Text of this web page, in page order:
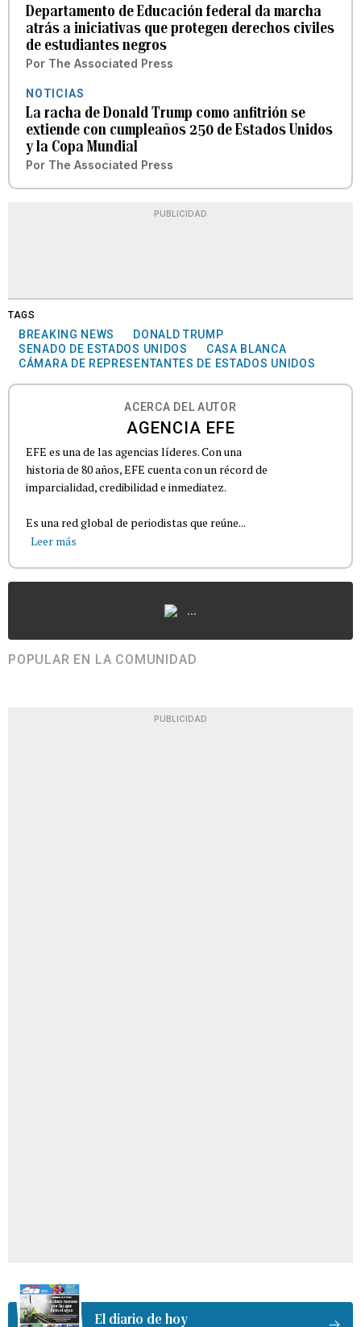
Departamento de Educación federal da marcha
atrás a iniciativas que protegen derechos civiles
de estudiantes negros
Por The Associated Press
NOTICIAS
La racha de Donald Trump como anfitrión se
extiende con cumpleaños 250 de Estados Unidos
y la Copa Mundial
Por The Associated Press
PUBLICIDAD
TAGS
BREAKING NEWS
DONALD TRUMP
SENADO DE ESTADOS UNIDOS
CASA BLANCA
CÁMARA DE REPRESENTANTES DE ESTADOS UNIDOS
ACERCA DEL AUTOR
AGENCIA EFE
EFE es una de las agencias líderes. Con una
historia de 80 años, EFE cuenta con un récord de
imparcialidad, credibilidad e inmediatez.
Es una red global de periodistas que reúne...
Leer más
...
POPULAR EN LA COMUNIDAD
PUBLICIDAD
El diario de hoy